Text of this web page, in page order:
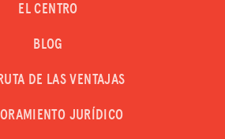
EL CENTRO
BLOG
DE LAS VENTAJAS
JURÍDICO